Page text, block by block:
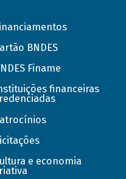
BNDES
Finame
financeiras
e economia